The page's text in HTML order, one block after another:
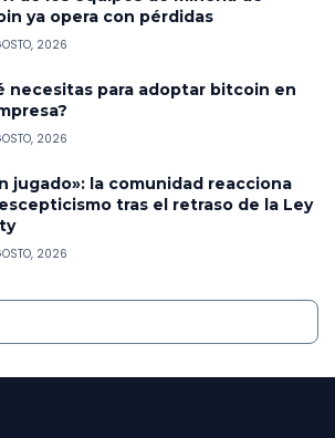
ya opera con pérdidas
2026
necesitas para adoptar bitcoin en
2026
jugado»: la comunidad reacciona
tras el retraso de la Ley
2026